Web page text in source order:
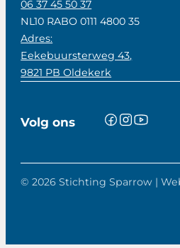
06 37 45 50 37
NL10 RABO 0111 4800 35
Adres:
Eekebuursterweg 43,
9821 PB Oldekerk
Volg ons
© 2026 Stichting Sparrow |